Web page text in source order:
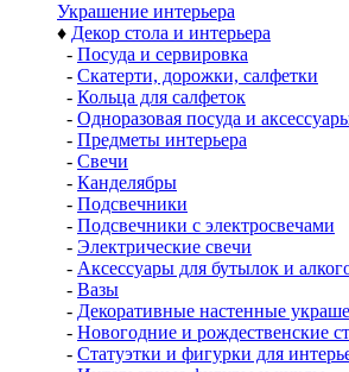
Украшение интерьера
♦ Декор стола и интерьера
- Посуда и сервировка
- Скатерти, дорожки, салфетки
- Кольца для салфеток
- Одноразовая посуда и
- Предметы интерьера
- Свечи
- Канделябры
- Подсвечники
- Подсвечники с электросвечами
- Электрические свечи
- Аксессуары для бутылок и
- Вазы
- Декоративные настенные
- Новогодние и рождественские
- Статуэтки и фигурки для